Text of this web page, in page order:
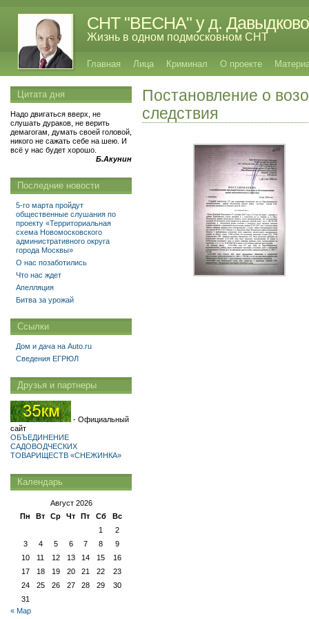
СНТ "ВЕСНА" у д. Давыдково
Жизнь в одном подмосковном СНТ
Главная Лица Криминал О проекте
Постановление о
следствия
Цитата дня
Надо двигаться вверх, не
слушать дураков, не верить
демагогам, думать своей головой,
никого не сажать себе на шею. И
всё у нас будет хорошо.
Б.Акунин
Последние новости
5-го марта пройдут
общественные слушания по
проекту «Территориальная
схема Новомосковского
административного округа
города Москвы»
О нас позаботились
Что нас ждет
Апелляция
Битва за урожай
Ссылки
Дом и дача на Auto.ru
Сведения ЕГРЮЛ
Друзья и партнеры
- Официальный
сайт
ОБЪЕДИНЕНИЕ
САДОВОДЧЕСКИХ
ТОВАРИЩЕСТВ «СНЕЖИНКА»
Календарь
Август 2026
Пн
Вт Ср Чт Пт Сб
Вс
1
2
3
4 5 6 7 8
9
10
11 12 13 14 15
16
17
18 19 20 21 22
23
24
25 26 27 28 29
30
31
« Мар